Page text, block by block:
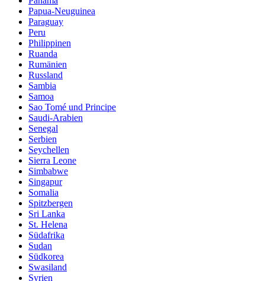
Papua-Neuguinea
Paraguay
Peru
Philippinen
Ruanda
Rumänien
Russland
Sambia
Samoa
Sao Tomé und Principe
Saudi-Arabien
Senegal
Serbien
Seychellen
Sierra Leone
Simbabwe
Singapur
Somalia
Spitzbergen
Sri Lanka
St. Helena
Südafrika
Sudan
Südkorea
Swasiland
Syrien